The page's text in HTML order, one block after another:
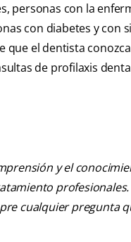
personas con la
con diabetes y
que el dentista
de profilaxis
y el
cualquier pregunta